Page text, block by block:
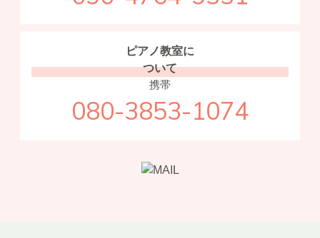
ピアノ教室に
ついて
携帯
080-3853-1074